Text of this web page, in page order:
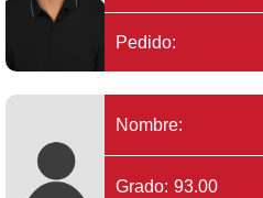
Pedido:
Nombre:
Grado: 93.00